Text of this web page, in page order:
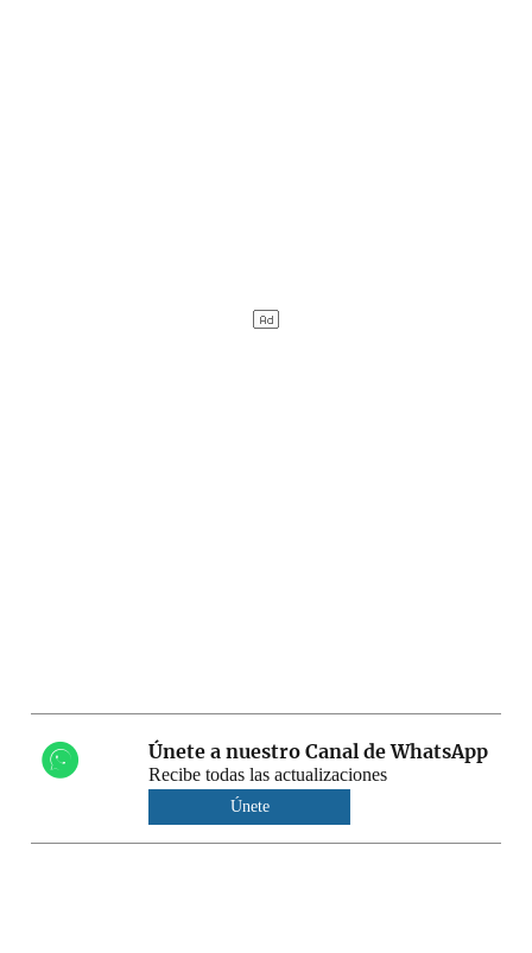
Únete a nuestro Canal de WhatsApp
Recibe todas las actualizaciones
Únete